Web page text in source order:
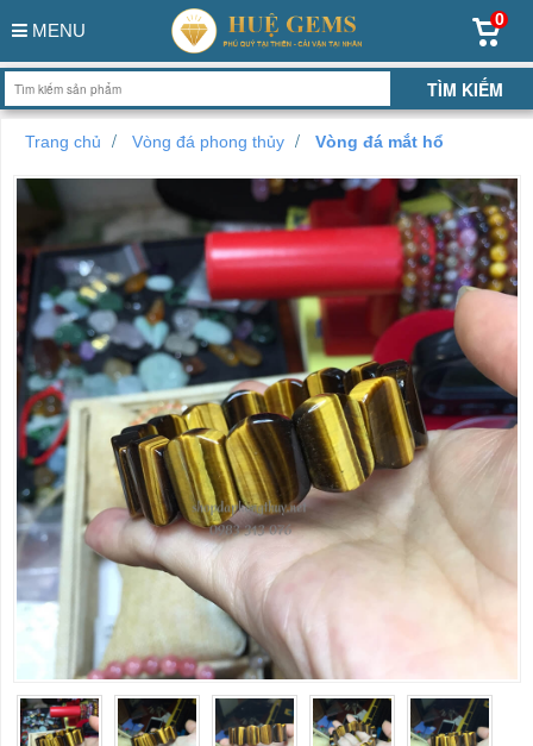
MENU
0
Trang chủ Vòng đá phong thủy Vòng đá mắt hổ